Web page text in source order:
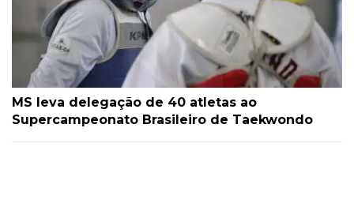
MS leva delegação de 40 atletas ao
Supercampeonato Brasileiro de Taekwondo